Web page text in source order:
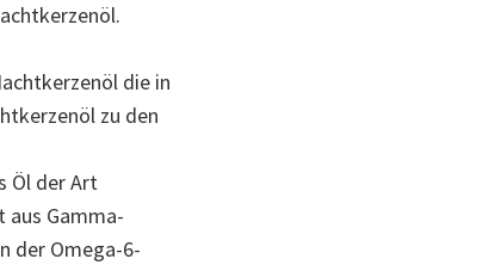
die in
zu den
Öl der Art
aus Gamma-
der Omega-6-